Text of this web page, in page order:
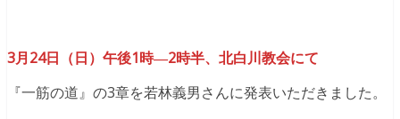
3月24日（日）午後1時―2時半、北白川教会にて
『一筋の道』の3章を若林義男さんに発表いただきました。